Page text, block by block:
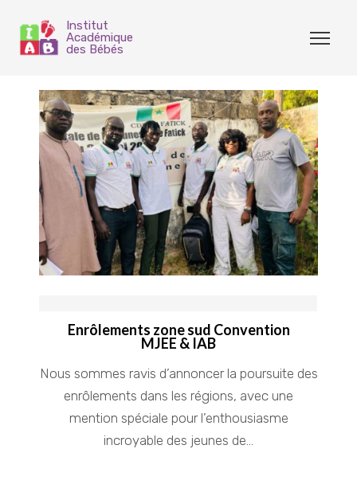
Institut
Académique
des Bébés
Enrôlements zone sud Convention
MJEE & IAB
Nous sommes ravis d’annoncer la poursuite des
enrôlements dans les régions, avec une
mention spéciale pour l’enthousiasme
incroyable des jeunes de...